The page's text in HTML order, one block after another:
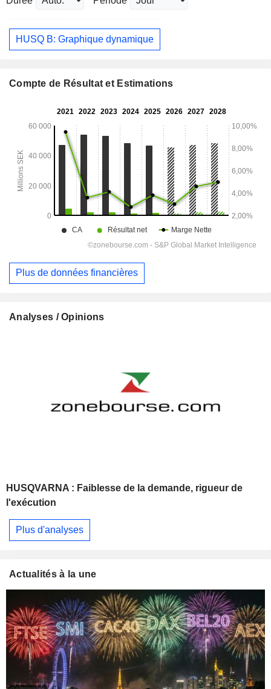
HUSQ B: Graphique dynamique
Compte de Résultat et Estimations
Plus de données financières
Analyses / Opinions
HUSQVARNA : Faiblesse de la demande, rigueur de
l'exécution
Plus d'analyses
Actualités à la une